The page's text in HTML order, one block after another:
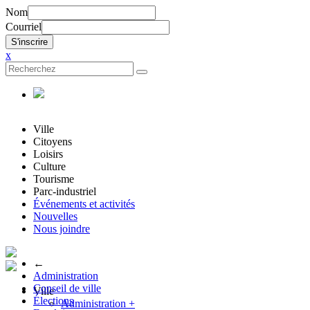
Nom
Courriel
x
Ville
Citoyens
Loisirs
Culture
Tourisme
Parc-industriel
Événements et activités
Nouvelles
Nous joindre
←
Administration
Conseil de ville
Élections
Ville
Administration +